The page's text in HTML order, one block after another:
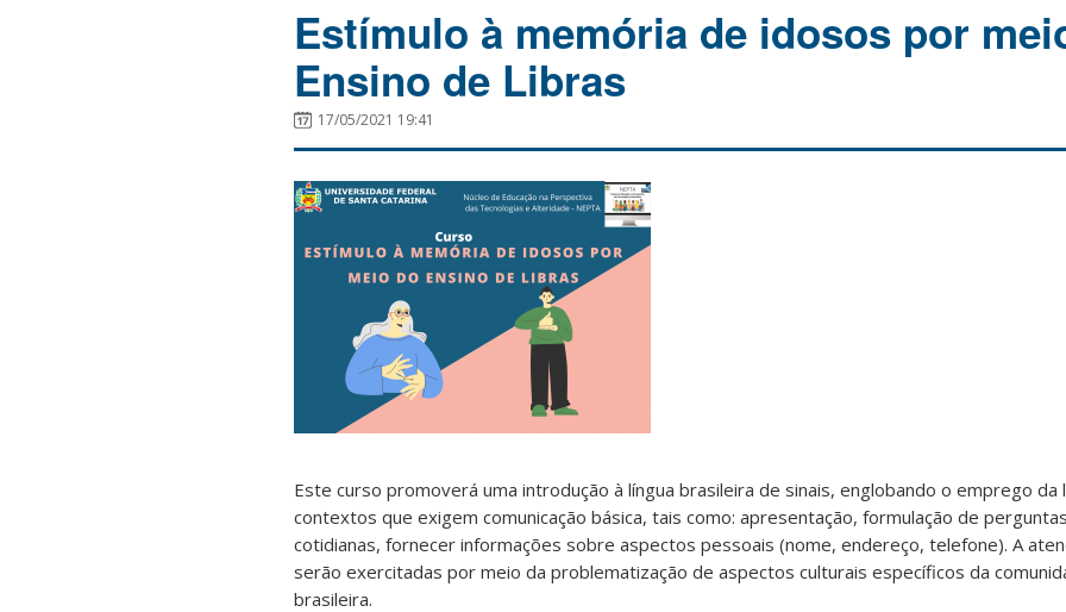
Estímulo à memória de idosos por
Ensino de Libras
17/05/2021 19:41
Este curso promoverá uma introdução à língua brasileira de sinais, englobando o emprego da
contextos que exigem comunicação básica, tais como: apresentação, formulação de
cotidianas, fornecer informações sobre aspectos pessoais (nome, endereço, telefone). A
serão exercitadas por meio da problematização de aspectos culturais específicos da
brasileira.